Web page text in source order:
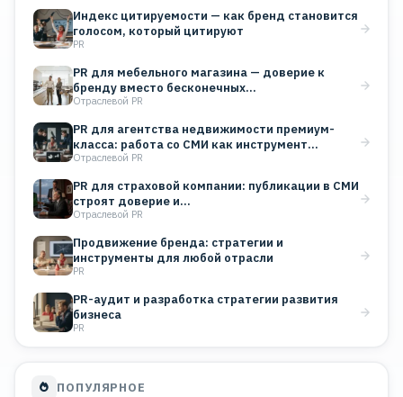
Индекс цитируемости — как бренд становится
голосом, который цитируют
PR
PR для мебельного магазина — доверие к
бренду вместо бесконечных…
Отраслевой PR
PR для агентства недвижимости премиум-
класса: работа со СМИ как инструмент…
Отраслевой PR
PR для страховой компании: публикации в СМИ
строят доверие и…
Отраслевой PR
Продвижение бренда: стратегии и
инструменты для любой отрасли
PR
PR-аудит и разработка стратегии развития
бизнеса
PR
ПОПУЛЯРНОЕ